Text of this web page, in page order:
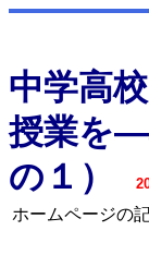
中学高
授業を―
の１）
ホームページの